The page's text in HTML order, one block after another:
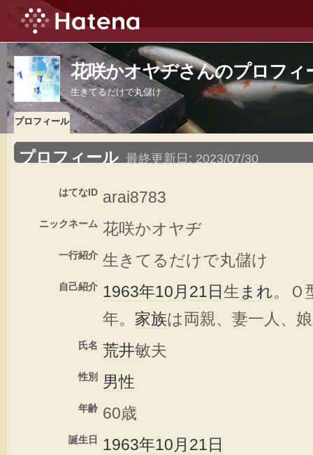
花咲かオヤヂさんのプロフィ
生きてるだけで丸儲け
プロフィール
プロフィール 最終更新日: 2023/07/30
はてなID arai8783
ニックネーム 花咲かオヤヂ
一行紹介 生きてるだけで丸儲け
自己紹介 1963年10月21日生 まれ。Ｏ
年。 家族は両親、妻一人、
氏名 荒井敏夫
性別 男性
年齢 60歳
誕生日 1963年10月21日